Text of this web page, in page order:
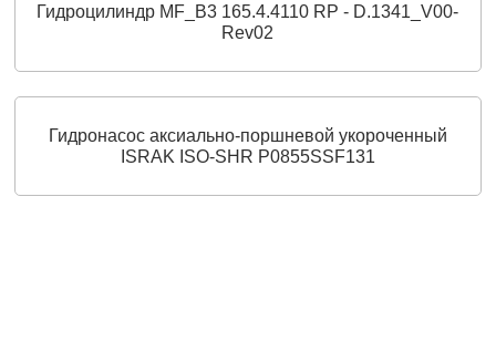
Гидроцилиндр MF_B3 165.4.4110 RP - D.1341_V00-
Rev02
Гидронасос аксиально-поршневой укороченный
ISRAK ISO-SHR P0855SSF131